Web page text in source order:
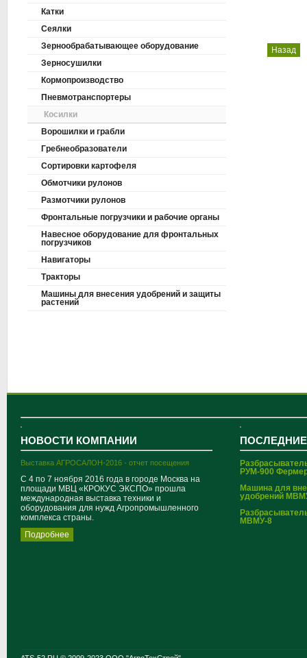
Назад
Катки
Сеялки
Зернообрабатывающее оборудование
Зерносушилки
Кормопроизводство
Пневмотранспортеры
Косилки
Ворошилки и грабли
Гребнеобразователи
Сортировки картофеля
Обмотчики рулонов
Размотчики рулонов
Фронтальные погрузчики и рабочие органы
Навесное оборудование для фронтальных
погрузчиков
Навигаторы
Тракторы
Машины для внесения удобрений и защиты
растений
НОВОСТИ КОМПАНИИ
Выставка АГРОСАЛОН-2016 - отчет посещения
С 4 по 7 ноября 2016 года в городе Москва на
площади МВЦ «КРОКУС ЭКСПО» прошла
международная выставка техники и
оборудования для нужд Агропромышленного
комплекса страны.
Подробнее
РУМ-900
Машина для
удобрений
МВМУ-8